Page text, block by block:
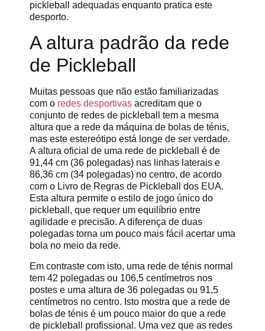
pickleball adequadas enquanto pratica este
desporto.
A altura padrão da rede
de Pickleball
Muitas pessoas que não estão familiarizadas
com o redes desportivas acreditam que o
conjunto de redes de pickleball tem a mesma
altura que a rede da máquina de bolas de ténis,
mas este estereótipo está longe de ser verdade.
A altura oficial de uma rede de pickleball é de
91,44 cm (36 polegadas) nas linhas laterais e
86,36 cm (34 polegadas) no centro, de acordo
com o Livro de Regras de Pickleball dos EUA.
Esta altura permite o estilo de jogo único do
pickleball, que requer um equilíbrio entre
agilidade e precisão. A diferença de duas
polegadas torna um pouco mais fácil acertar uma
bola no meio da rede.
Em contraste com isto, uma rede de ténis normal
tem 42 polegadas ou 106,5 centímetros nos
postes e uma altura de 36 polegadas ou 91,5
centímetros no centro. Isto mostra que a rede de
bolas de ténis é um pouco maior do que a rede
de pickleball profissional. Uma vez que as redes